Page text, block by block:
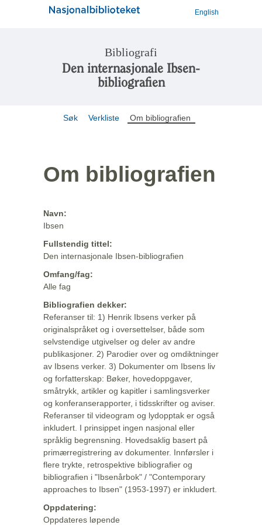
English
Bibliografi
Den internasjonale Ibsen-
bibliografien
Søk Verkliste Om bibliografien
Om bibliografien
Navn:
Ibsen
Fullstendig tittel:
Den internasjonale Ibsen-bibliografien
Omfang/fag:
Alle fag
Bibliografien dekker:
Referanser til: 1) Henrik Ibsens verker på
originalspråket og i oversettelser, både som
selvstendige utgivelser og deler av andre
publikasjoner. 2) Parodier over og omdiktninger
av Ibsens verker. 3) Dokumenter om Ibsens liv
og forfatterskap: Bøker, hovedoppgaver,
småtrykk, artikler og kapitler i samlingsverker
og konferanserapporter, i tidsskrifter og aviser.
Referanser til videogram og lydopptak er også
inkludert. I prinsippet ingen nasjonal eller
språklig begrensning. Hovedsaklig basert på
primærregistrering av dokumenter. Innførsler i
flere trykte, retrospektive bibliografier og
bibliografien i "Ibsenårbok" / "Contemporary
approaches to Ibsen" (1953-1997) er inkludert.
Oppdatering:
Oppdateres løpende